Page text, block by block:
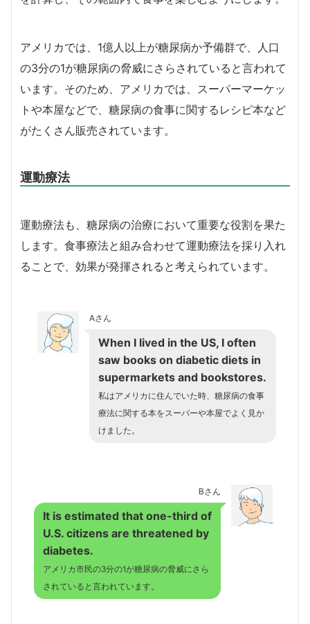
アメリカでは、1億人以上が糖尿病か予備群で、人口
の3分の1が糖尿病の脅威にさらされていると言われて
います。そのため、アメリカでは、スーパーマーケッ
トや本屋などで、糖尿病の食事に関するレシピ本など
がたくさん販売されています。
運動療法
運動療法も、糖尿病の治療において重要な役割を果た
します。食事療法と組み合わせて運動療法を採り入れ
ることで、効果が発揮されると考えられています。
Aさん
When I lived in the US, I often
saw books on diabetic diets in
supermarkets and bookstores.
私はアメリカに住んでいた時、糖尿病の食事
療法に関する本をスーパーや本屋でよく見か
けました。
Bさん
It is estimated that one-third of
U.S. citizens are threatened by
diabetes.
アメリカ市民の3分の1が糖尿病の脅威にさら
されていると言われています。